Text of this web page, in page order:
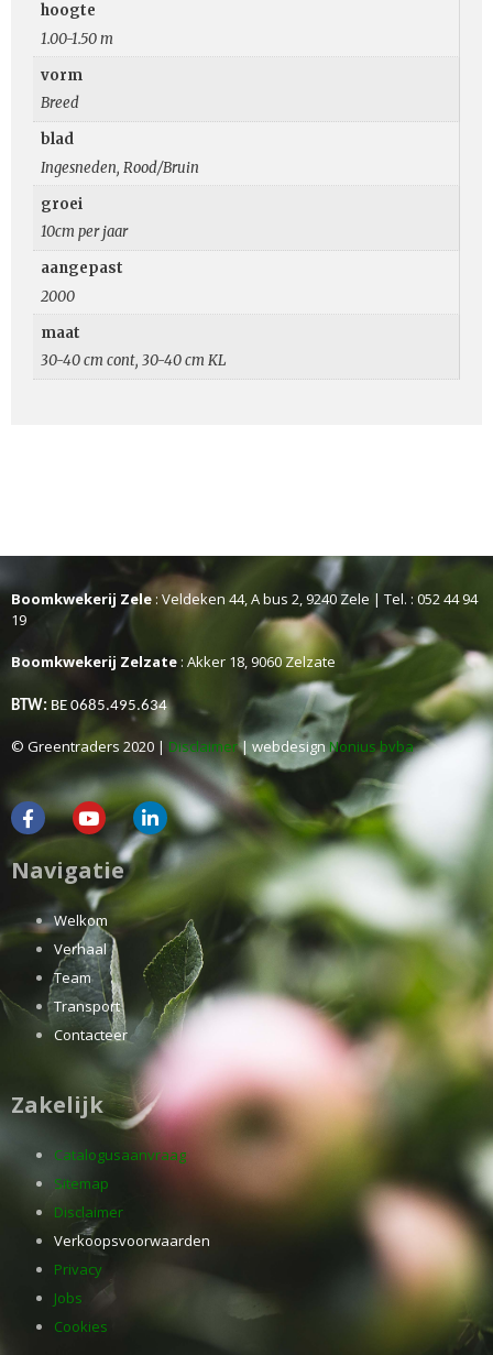
hoogte
1.00-1.50 m
vorm
Breed
blad
Ingesneden, Rood/Bruin
groei
10cm per jaar
aangepast
2000
maat
30-40 cm cont, 30-40 cm KL
Boomkwekerij Zele: Veldeken 44, A bus 2, 9240 Zele | Tel. : 052 44 94
19
Boomkwekerij Zelzate : Akker 18, 9060 Zelzate
BTW: BE 0685.495.634
© Greentraders 2020 | Disclaimer| webdesignNonius bvba
Navigatie
Welkom
Verhaal
Team
Transport
Contacteer
Zakelijk
Catalogusaanvraag
Sitemap
Disclaimer
Verkoopsvoorwaarden
Privacy
Jobs
Cookies